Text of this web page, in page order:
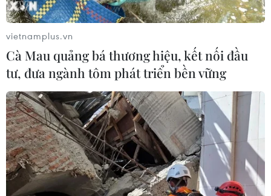
vietnamplus.vn
Cà Mau quảng bá thương hiệu, kết nối đầu
tư, đưa ngành tôm phát triển bền vững